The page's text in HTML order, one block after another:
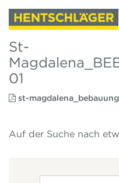
St-
01
st-
Auf der Suche nach